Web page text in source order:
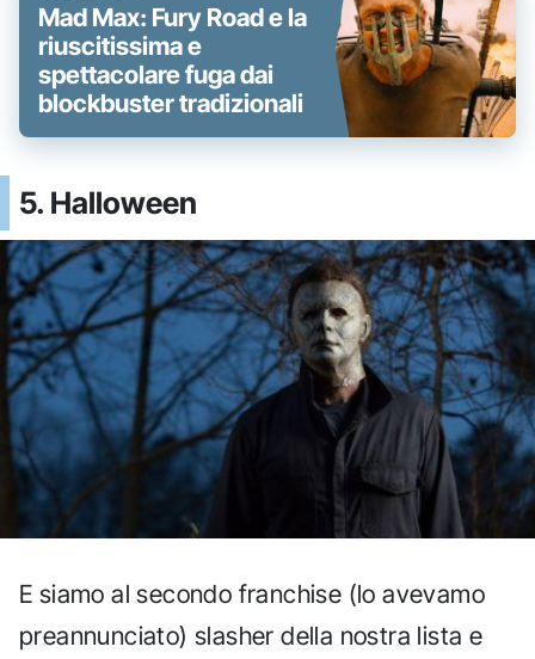
Mad Max: Fury Road e la
riuscitissima e
spettacolare fuga dai
blockbuster tradizionali
5. Halloween
E siamo al secondo franchise (lo avevamo
preannunciato) slasher della nostra lista e